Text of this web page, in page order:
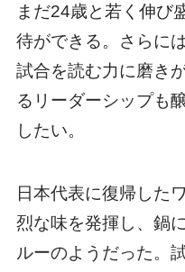
まだ24歳と若く伸び
待ができる。さらに
試合を読む力に磨き
るリーダーシップも
したい。
日本代表に復帰した
烈な味を発揮し、鍋
ルーのようだった。